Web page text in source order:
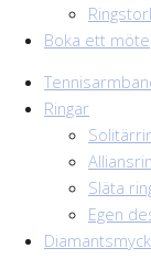
Boka ett möte
Ringar
Släta
Egen